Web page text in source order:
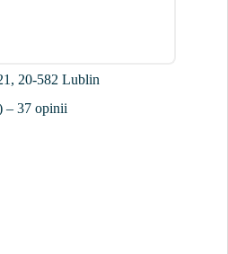
20-582 Lublin
37 opinii